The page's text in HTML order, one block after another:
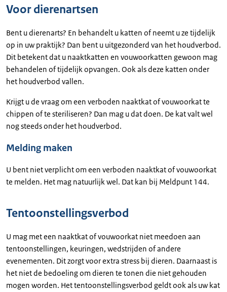
Voor dierenartsen
Bent u dierenarts? En behandelt u katten of neemt u ze tijdelijk
op in uw praktijk? Dan bent u uitgezonderd van het houdverbod.
Dit betekent dat u naaktkatten en vouwoorkatten gewoon mag
behandelen of tijdelijk opvangen. Ook als deze katten onder
het houdverbod vallen.
Krijgt u de vraag om een verboden naaktkat of vouwoorkat te
chippen of te steriliseren? Dan mag u dat doen. De kat valt wel
nog steeds onder het houdverbod.
Melding maken
U bent niet verplicht om een verboden naaktkat of vouwoorkat
te melden. Het mag natuurlijk wel. Dat kan bij Meldpunt 144.
Tentoonstellingsverbod
U mag met een naaktkat of vouwoorkat niet meedoen aan
tentoonstellingen, keuringen, wedstrijden of andere
evenementen. Dit zorgt voor extra stress bij dieren. Daarnaast is
het niet de bedoeling om dieren te tonen die niet gehouden
mogen worden. Het tentoonstellingsverbod geldt ook als uw kat